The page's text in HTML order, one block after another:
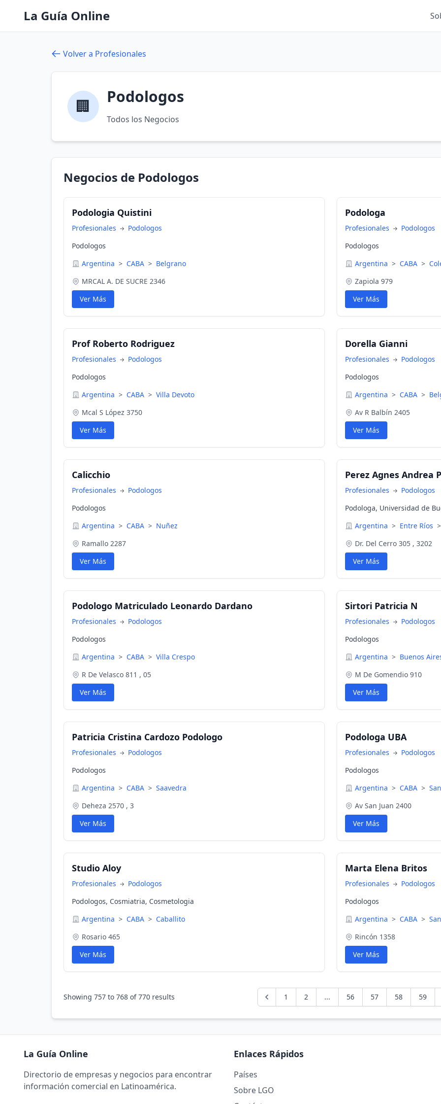
La Guía Online
Volver a Profesionales
🏢 Podologos
Todos los Negocios
Negocios de Podologos
Podologia Quistini
Profesionales
Podologos
Podologos
Argentina > CABA > Belgrano
MRCAL A. DE SUCRE 2346
Ver Más
Podologa
Profesionales
Podologos
Podologos
Argentina > CABA >
Zapiola 979
Ver Más
Prof Roberto Rodriguez
Profesionales
Podologos
Podologos
Argentina > CABA > Villa Devoto
Mcal S López 3750
Ver Más
Dorella Gianni
Profesionales
Podologos
Podologos
Argentina > CABA >
Av R Balbín 2405
Ver Más
Calicchio
Profesionales
Podologos
Podologos
Argentina > CABA > Nuñez
Ramallo 2287
Ver Más
Perez Agnes Andrea
Profesionales
Podologos
Podologa, Universidad de
Argentina > Entre Ríos >
Dr. Del Cerro 305 , 3202
Ver Más
Podologo Matriculado Leonardo Dardano
Profesionales
Podologos
Podologos
Argentina > CABA > Villa Crespo
R De Velasco 811 , 05
Ver Más
Sirtori Patricia N
Profesionales
Podologos
Podologos
Argentina > Buenos
M De Gomendio 910
Ver Más
Patricia Cristina Cardozo Podologo
Profesionales
Podologos
Podologos
Argentina > CABA > Saavedra
Deheza 2570 , 3
Ver Más
Podologa UBA
Profesionales
Podologos
Podologos
Argentina > CABA >
Av San Juan 2400
Ver Más
Studio Aloy
Profesionales
Podologos
Podologos, Cosmiatria, Cosmetologia
Argentina > CABA > Caballito
Rosario 465
Ver Más
Marta Elena Britos
Profesionales
Podologos
Podologos
Argentina > CABA >
Rincón 1358
Ver Más
Showing 757 to 768 of770 results 1 2 ... 56 57 58 59
La Guía Online
Directorio de empresas y negocios para encontrar
información comercial en Latinoamérica.
Enlaces Rápidos
Países
Sobre LGO